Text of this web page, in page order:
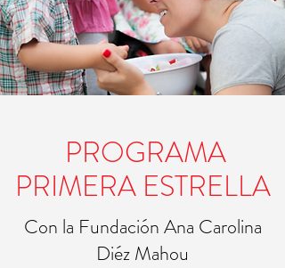
PROGRAMA
PRIMERA ESTRELLA
Con la Fundación Ana Carolina
Diéz Mahou